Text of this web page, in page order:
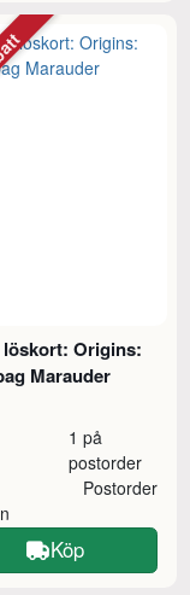
löskort: Origins:
Marauder
1 på
postorder
Postorder
Köp